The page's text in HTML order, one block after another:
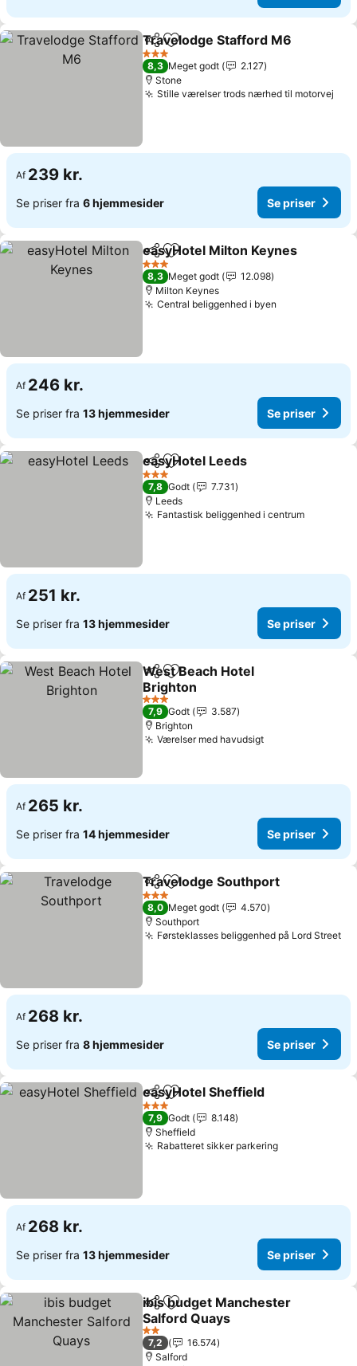
Del Føj til favoritter
Travelodge Stafford M6
3 Stjerner
8,3 Meget godt
2.127
Stone
Stille værelser trods nærhed til motorvej
Af 239 kr.
Se priser fra 6 hjemmesider Se priser
Del Føj til favoritter
easyHotel Milton Keynes
3 Stjerner
8,3 Meget godt
12.098
Milton Keynes
Central beliggenhed i byen
Af 246 kr.
Se priser fra 13 hjemmesider Se priser
Del Føj til favoritter
easyHotel Leeds
3 Stjerner
7,8 Godt
7.731
Leeds
Fantastisk beliggenhed i centrum
Af 251 kr.
Se priser fra 13 hjemmesider Se priser
Del Føj til favoritter
West Beach Hotel
Brighton
3 Stjerner
7,9 Godt
3.587
Brighton
Værelser med havudsigt
Af 265 kr.
Se priser fra 14 hjemmesider Se priser
Del Føj til favoritter
Travelodge Southport
3 Stjerner
8,0 Meget godt
4.570
Southport
Førsteklasses beliggenhed på Lord Street
Af 268 kr.
Se priser fra 8 hjemmesider Se priser
Del Føj til favoritter
easyHotel Sheffield
3 Stjerner
7,9 Godt
8.148
Sheffield
Rabatteret sikker parkering
Af 268 kr.
Se priser fra 13 hjemmesider Se priser
Del Føj til favoritter
ibis budget Manchester
Salford Quays
2 Stjerner
7,2
16.574
Salford